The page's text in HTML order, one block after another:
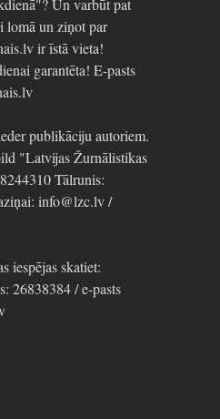
lomā un ziņot par
ir īstā vieta!
garantēta! E-pasts
publikāciju autoriem.
"Latvijas Žurnālistikas
Tālrunis:
info@lzc.lv /
iespējas skatiet:
26838384 / e-pasts